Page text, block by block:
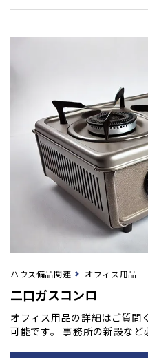
ハウス備品関連 オフィス用品
二口ガスコンロ
オフィス用品の詳細はご質問
可能です。 事務所の新設な